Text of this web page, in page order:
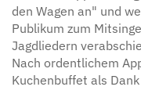
den Wagen an" und
Publikum zum
Jagdliedern
Nach ordentlichem
Kuchenbuffet als